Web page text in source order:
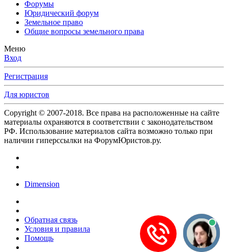
Форумы
Юридический форум
Земельное право
Общие вопросы земельного права
Меню
Вход
Регистрация
Для юристов
Copyright © 2007-2018. Все права на расположенные на сайте
материалы охраняются в соответствии с законодательством
РФ. Использование материалов сайта возможно только при
наличии гиперссылки на ФорумЮристов.ру.
Dimension
Обратная связь
Условия и правила
Помощь